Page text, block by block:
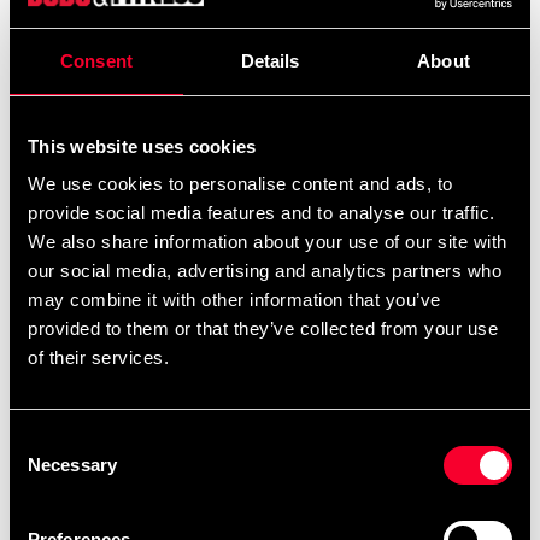
Consent Details About
This website uses cookies
We use cookies to personalise content and ads, to
provide social media features and to analyse our traffic.
We also share information about your use of our site with
our social media, advertising and analytics partners who
may combine it with other information that you’ve
provided to them or that they’ve collected from your use
of their services.
Selection
Necessary
Vuonna 2014 Budo & Fitness -verkkokauppa
käynnistettiin uudelleen kasvojenkohotuksen myötä ja
Vuonna 2018 Budo & Fitness sulautui SBI:hen ja muodosti
yhdessä Pohjois-Euroopan suurimman
kamppailulajiyrityksen.Lue lisää täältä! Nykyään
pääkonttori ja keskusvarasto sijaitsevat Arlövissä, aivan
Malmön ulkopuolella, missä meillä on myösmyymälä
Vuonna 2020 Budo & Fitness Sport lanseerasi
pääbrändiään Budo-Nordia peräti 47 maassa.
Budo & Fitness on myös Adidaksen taistelulajien virallinen
Valikoima, jossa on peräti noin 8 000 eri tuotetta, sisältää